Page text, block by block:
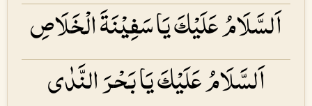
اَلسَّلَامُ عَلَیْكَ یَا سَفِیْنَۃَ الْخَلَاصِ
اَلسَّلَامُ عَلَیْكَ یَا بَحْرَ النَّدٰی